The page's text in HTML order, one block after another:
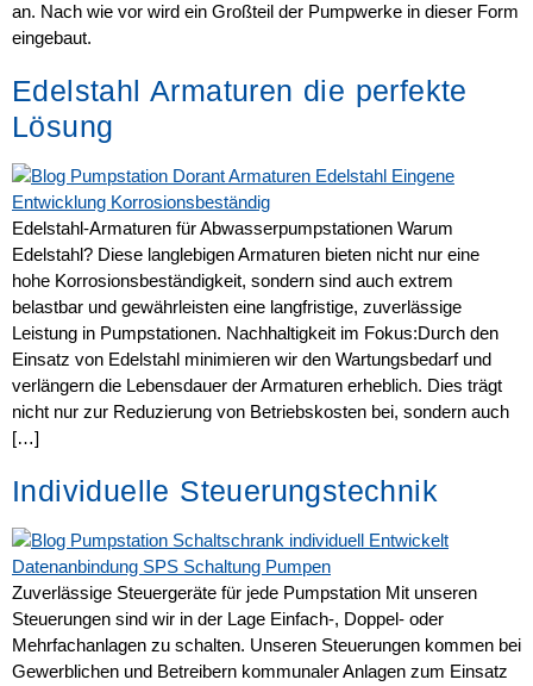
an. Nach wie vor wird ein Großteil der Pumpwerke in dieser Form
eingebaut.
Edelstahl Armaturen die perfekte
Lösung
Edelstahl-Armaturen für Abwasserpumpstationen Warum
Edelstahl? Diese langlebigen Armaturen bieten nicht nur eine
hohe Korrosionsbeständigkeit, sondern sind auch extrem
belastbar und gewährleisten eine langfristige, zuverlässige
Leistung in Pumpstationen. Nachhaltigkeit im Fokus:Durch den
Einsatz von Edelstahl minimieren wir den Wartungsbedarf und
verlängern die Lebensdauer der Armaturen erheblich. Dies trägt
nicht nur zur Reduzierung von Betriebskosten bei, sondern auch
[…]
Individuelle Steuerungstechnik
Zuverlässige Steuergeräte für jede Pumpstation Mit unseren
Steuerungen sind wir in der Lage Einfach-, Doppel- oder
Mehrfachanlagen zu schalten. Unseren Steuerungen kommen bei
Gewerblichen und Betreibern kommunaler Anlagen zum Einsatz